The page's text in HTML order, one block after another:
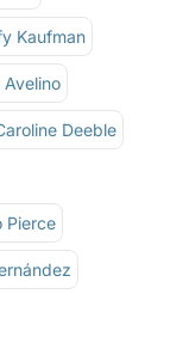
Kaufman
Avelino
Deeble
Pierce